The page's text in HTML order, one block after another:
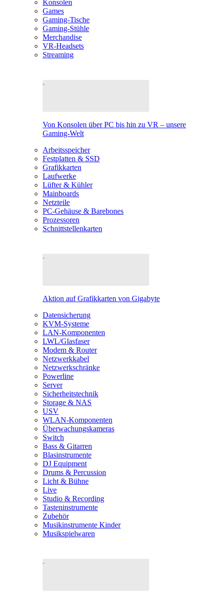
Konsolen
Games
Gaming-Tische
Gaming-Stühle
Merchandise
VR-Headsets
Streaming
Von Konsolen über PC bis hin zu VR – unsere
Gaming-Welt
Arbeitsspeicher
Festplatten & SSD
Grafikkarten
Laufwerke
Lüfter & Kühler
Mainboards
Netzteile
PC-Gehäuse & Barebones
Prozessoren
Schnittstellenkarten
Aktion auf Grafikkarten von Gigabyte
Datensicherung
KVM-Systeme
LAN-Komponenten
LWL/Glasfaser
Modem & Router
Netzwerkkabel
Netzwerkschränke
Powerline
Server
Sicherheitstechnik
Storage & NAS
USV
WLAN-Komponenten
Überwachungskameras
Switch
Bass & Gitarren
Blasinstrumente
DJ Equipment
Drums & Percussion
Licht & Bühne
Live
Studio & Recording
Tasteninstrumente
Zubehör
Musikinstrumente Kinder
Musikspielwaren